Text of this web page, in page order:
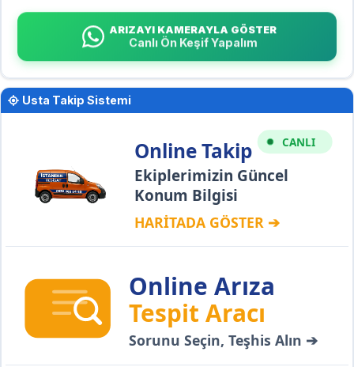
ARIZAYI KAMERAYLA GÖSTER
Canlı Ön Keşif Yapalım
Usta Takip Sistemi
CANLI
Online Takip
Ekiplerimizin Güncel
Konum Bilgisi
HARİTADA GÖSTER ➔
Online Arıza
Tespit Aracı
Sorunu Seçin, Teşhis Alın ➔